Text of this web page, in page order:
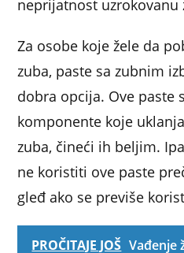
neprijatnost
Za osobe koje žele da
zuba, paste sa zubnim
dobra opcija. Ove paste
komponente koje
zuba, čineći ih beljim.
ne koristiti ove paste
gleđ ako se previše
PROČITAJE JOŠ Vađenje